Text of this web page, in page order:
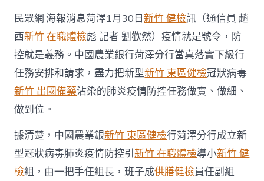
森
和
診
所
減
重
好
疫
控
戰〉
中
民眾網·海報消息菏澤1月30日新竹 健檢訊（通信員 趙
西新竹 在職體檢彪 記者 劉歡然）疫情就是號令，防
控就是義務。中國農業銀行菏澤分行當真落實下級行
任務安排和請求，盡力把新型新竹 東區健檢冠狀病毒
新竹 出國備藥沾染的肺炎疫情防控任務做實、做細、
做到位。
據清楚，中國農業銀新竹 東區健檢行菏澤分行成立新
型冠狀病毒肺炎疫情防控引新竹 在職體檢導小新竹 健
檢組，由一把手任組長，班子成供膳健檢員任副組